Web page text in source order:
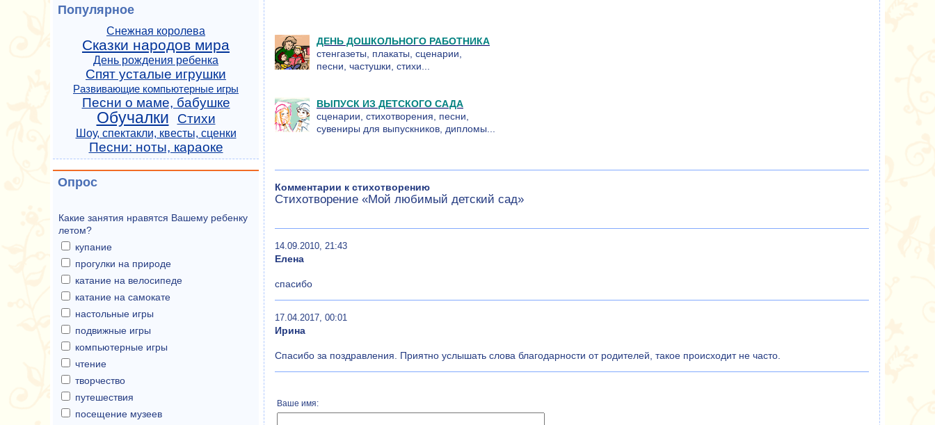
ДЕНЬ ДОШКОЛЬНОГО РАБОТНИКА
стенгазеты, плакаты, сценарии,
песни, частушки, стихи...
ВЫПУСК ИЗ ДЕТСКОГО САДА
сценарии, стихотворения, песни,
сувениры для выпускников, дипломы...
Комментарии к стихотворению
Стихотворение «Мой любимый детский сад»
14.09.2010, 21:43
Елена
спасибо
17.04.2017, 00:01
Ирина
Спасибо за поздравления. Приятно услышать слова благодарности от родителей, такое происходит не часто.
Ваше имя:
Популярное
Снежная королева
Сказки народов мира
День рождения ребенка
Спят усталые игрушки
Развивающие компьютерные игры
Песни о маме, бабушке
Обучалки Стихи
Шоу, спектакли, квесты, сценки
Песни: ноты, караоке
Опрос
Какие занятия нравятся Вашему ребенку
летом?
купание
прогулки на природе
катание на велосипеде
катание на самокате
настольные игры
подвижные игры
компьютерные игры
чтение
творчество
путешествия
посещение музеев